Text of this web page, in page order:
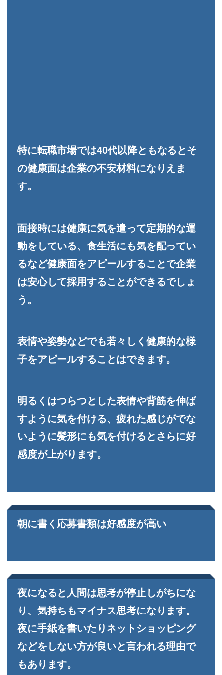
特に転職市場では40代以降ともなるとそ
の健康面は企業の不安材料になりえま
す。
面接時には健康に気を遣って定期的な運
動をしている、食生活にも気を配ってい
るなど健康面をアピールすることで企業
は安心して採用することができるでしょ
う。
表情や姿勢などでも若々しく健康的な様
子をアピールすることはできます。
明るくはつらつとした表情や背筋を伸ば
すように気を付ける、疲れた感じがでな
いように髪形にも気を付けるとさらに好
感度が上がります。
朝に書く応募書類は好感度が高い
夜になると人間は思考が停止しがちにな
り、気持ちもマイナス思考になります。
夜に手紙を書いたりネットショッピング
などをしない方が良いと言われる理由で
もあります。